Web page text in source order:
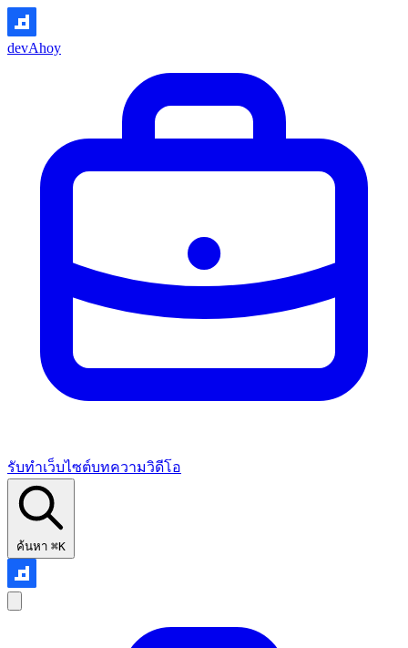
devAhoy
รับทำเว็บไซต์บทความวิดีโอ
ค้นหา ⌘K